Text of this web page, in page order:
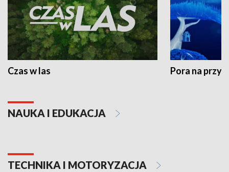
Czas w las Pora na
NAUKA I EDUKACJA
TECHNIKA I MOTORYZACJA